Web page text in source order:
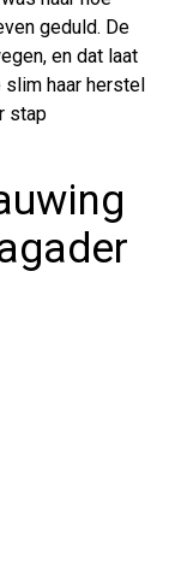
geduld. De
en dat laat
haar herstel
stap